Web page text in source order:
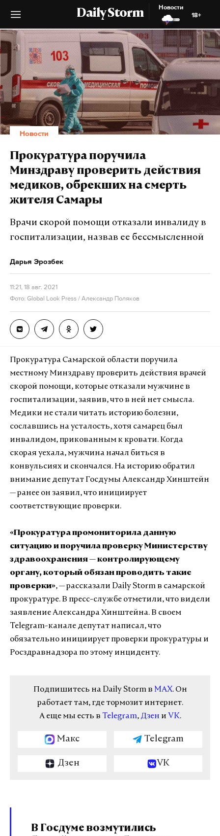
Daily Storm
Новости
18+
Новости
Прокуратура поручила
Минздраву проверить действия
медиков, обрекших на смерть
жителя Самары
Врачи скорой помощи отказали инвалиду в
госпитализации, назвав ее бессмысленной
Дарья Эрозбек
11:21, 18 авг. 2021
Фото: Global Look Press / Александр Поляков
Прокуратура Самарской области поручила
местному Минздраву проверить действия врачей
скорой помощи, которые отказали мужчине в
госпитализации, заявив, что в ней нет смысла.
Медики не стали читать историю болезни,
сославшись на усталость, хотя самарец был
инвалидом, прикованным к кровати. Когда
скорая уехала, мужчина начал биться в
конвульсиях и скончался. На историю обратил
внимание депутат Госдумы Александр Хинштейн
— ранее он заявил, что инициирует
соответствующие проверки.
«Прокуратура промониторила данную
ситуацию и поручила проверку Министерству
здравоохранения — контролирующему
органу, который обязан проводить такие
проверки», — рассказали Daily Storm в самарской
прокуратуре. В пресс-службе отметили, что видели
заявление Александра Хинштейна. В своем
Telegram-канале депутат написал, что
обязательно инициирует проверки прокуратуры и
Росздравнадзора по этому инциденту.
Подпишитесь на Daily Storm в MAX. Он
работает там, где тормозит интернет.
А еще мы есть в Telegram, Дзен и VK.
Макс Telegram
Дзен VK
В Госдуме возмутились